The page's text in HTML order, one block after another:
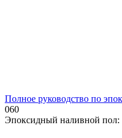
Полное руководство по
060
Эпоксидный наливной пол: